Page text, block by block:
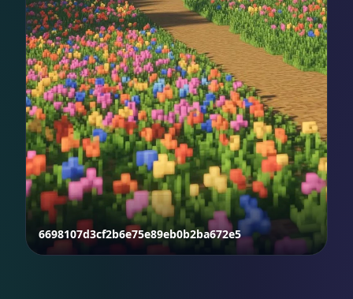
6698107d3cf2b6e75e89eb0b2ba672e5